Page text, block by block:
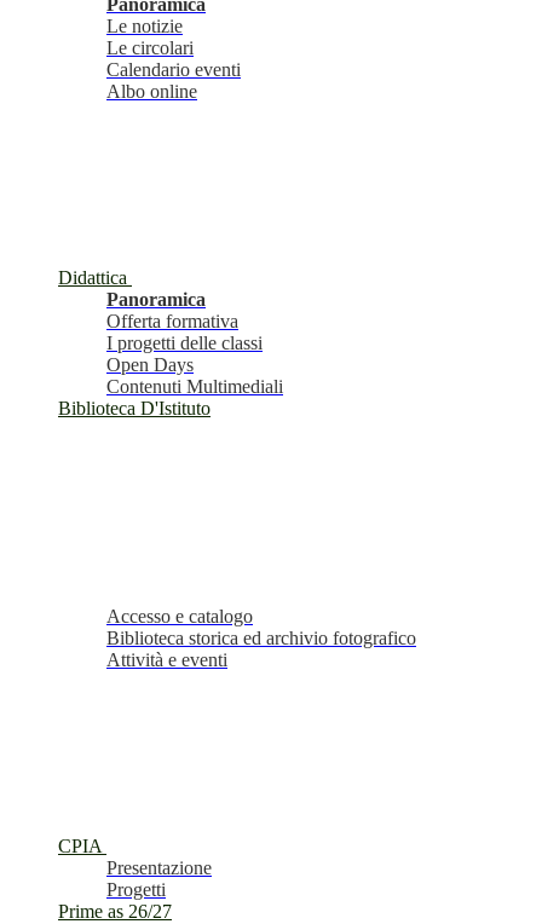
Panoramica
Le notizie
Le circolari
Calendario eventi
Albo online
Didattica
Panoramica
Offerta formativa
I progetti delle classi
Open Days
Contenuti Multimediali
Biblioteca D'Istituto
Accesso e catalogo
Biblioteca storica ed archivio fotografico
Attività e eventi
CPIA
Presentazione
Progetti
Prime as 26/27